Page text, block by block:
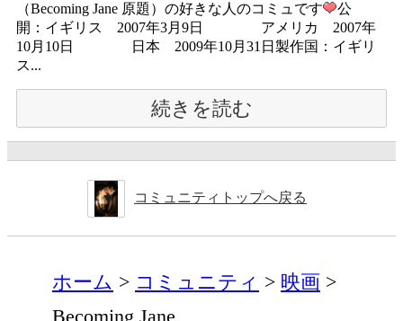
（Becoming Jane 原題）の好きな人のコミュです
公
開：イギリス 2007年3月9日 アメリカ 2007年
10月10日 日本 2009年10月31日製作国：イギリ
ス...
続きを読む
コミュニティトップへ戻る
ホーム コミュニティ
映画
Becoming Jane